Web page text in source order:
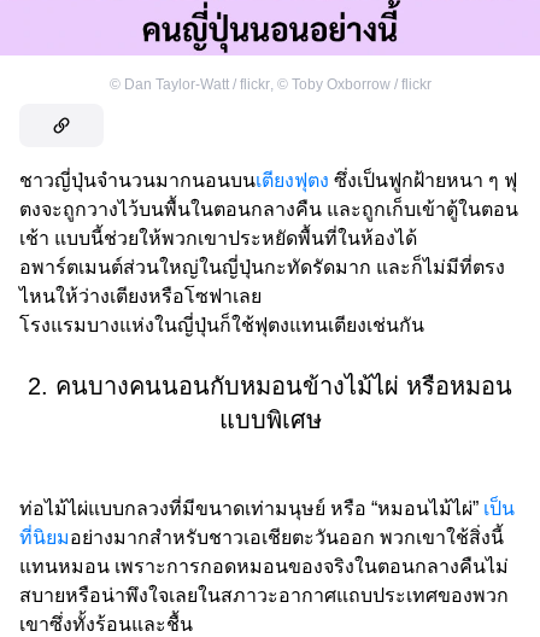
© Dan Taylor-Watt / flickr, © Toby Oxborrow / flickr
ชาวญี่ปุ่นจำนวนมากนอนบนเตียงฟุตง ซึ่งเป็นฟูกฝ้ายหนา ๆ ฟุ
ตงจะถูกวางไว้บนพื้นในตอนกลางคืน และถูกเก็บเข้าตู้ในตอน
เช้า แบบนี้ช่วยให้พวกเขาประหยัดพื้นที่ในห้องได้
อพาร์ตเมนต์ส่วนใหญ่ในญี่ปุ่นกะทัดรัดมาก และก็ไม่มีที่ตรง
ไหนให้ว่างเตียงหรือโซฟาเลย
โรงแรมบางแห่งในญี่ปุ่นก็ใช้ฟุตงแทนเตียงเช่นกัน
2. คนบางคนนอนกับหมอนข้างไม้ไผ่ หรือหมอน
แบบพิเศษ
ท่อไม้ไผ่แบบกลวงที่มีขนาดเท่ามนุษย์ หรือ “หมอนไม้ไผ่” เป็น
ที่นิยมอย่างมากสำหรับชาวเอเชียตะวันออก พวกเขาใช้สิ่งนี้
แทนหมอน เพราะการกอดหมอนของจริงในตอนกลางคืนไม่
สบายหรือน่าพึงใจเลยในสภาวะอากาศแถบประเทศของพวก
เขาซึ่งทั้งร้อนและชื้น